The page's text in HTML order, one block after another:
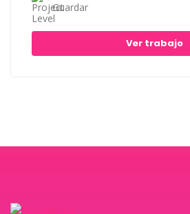
Guardar
Ver trabajo